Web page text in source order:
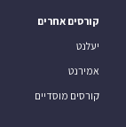
קורסים אחרים
יעלנט
אמירנט
קורסים מוסדיים